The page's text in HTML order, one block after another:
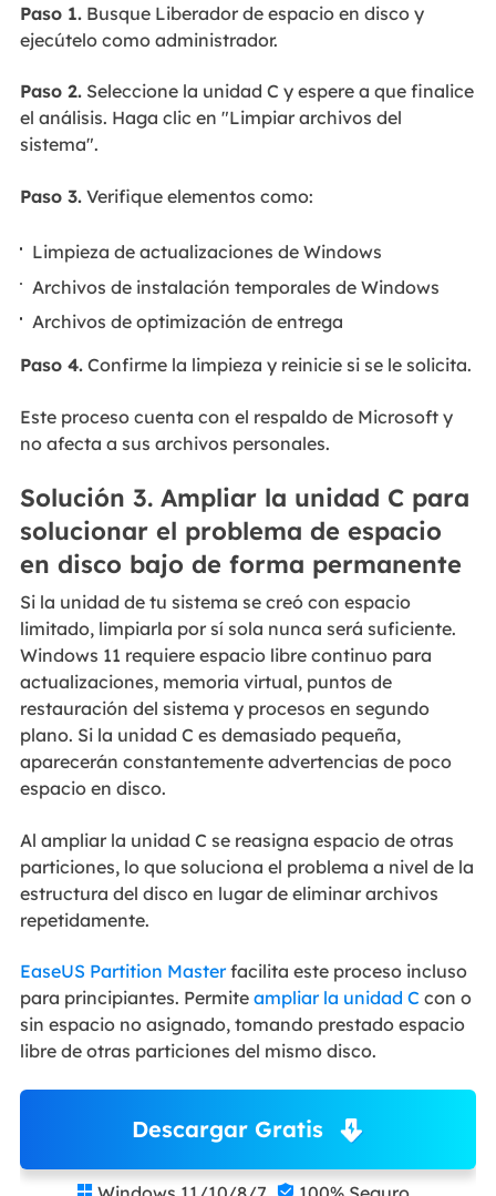
Paso 1.Busque Liberador de espacio en disco y
ejecútelo como administrador.
Paso 2.Seleccione la unidad C y espere a que finalice
el análisis. Haga clic en "Limpiar archivos del
sistema".
Paso 3.Verifique elementos como:
Limpieza de actualizaciones de Windows
Archivos de instalación temporales de Windows
Archivos de optimización de entrega
Paso 4.Confirme la limpieza y reinicie si se le solicita.
Este proceso cuenta con el respaldo de Microsoft y
no afecta a sus archivos personales.
Solución 3. Ampliar la unidad C para
solucionar el problema de espacio
en disco bajo de forma permanente
Si la unidad de tu sistema se creó con espacio
limitado, limpiarla por sí sola nunca será suficiente.
Windows 11 requiere espacio libre continuo para
actualizaciones, memoria virtual, puntos de
restauración del sistema y procesos en segundo
plano. Si la unidad C es demasiado pequeña,
aparecerán constantemente advertencias de poco
espacio en disco.
Al ampliar la unidad C se reasigna espacio de otras
particiones, lo que soluciona el problema a nivel de la
estructura del disco en lugar de eliminar archivos
repetidamente.
EaseUS Partition Masterfacilita este proceso incluso
para principiantes. Permite ampliar la unidad C con o
sin espacio no asignado, tomando prestado espacio
libre de otras particiones del mismo disco.
Descargar Gratis
 